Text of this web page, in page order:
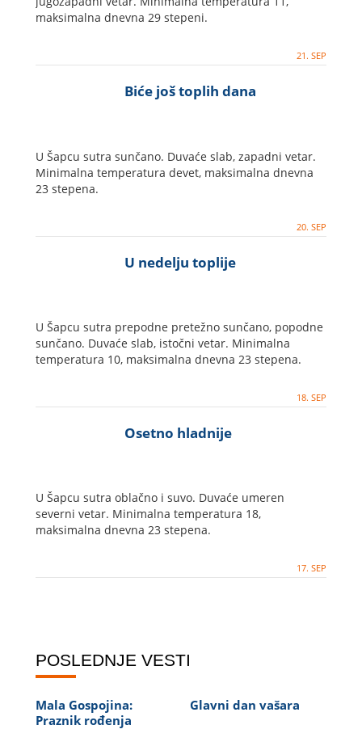
maksimalna dnevna 29 stepeni.
21. SEP
Biće još toplih dana
U Šapcu sutra sunčano. Duvaće slab, zapadni vetar.
Minimalna temperatura devet, maksimalna dnevna
23 stepena.
20. SEP
U nedelju toplije
U Šapcu sutra prepodne pretežno sunčano, popodne
sunčano. Duvaće slab, istočni vetar. Minimalna
temperatura 10, maksimalna dnevna 23 stepena.
18. SEP
Osetno hladnije
U Šapcu sutra oblačno i suvo. Duvaće umeren
severni vetar. Minimalna temperatura 18,
maksimalna dnevna 23 stepena.
17. SEP
POSLEDNJE VESTI
Mala Gospojina:
Praznik rođenja
Glavni dan vašara